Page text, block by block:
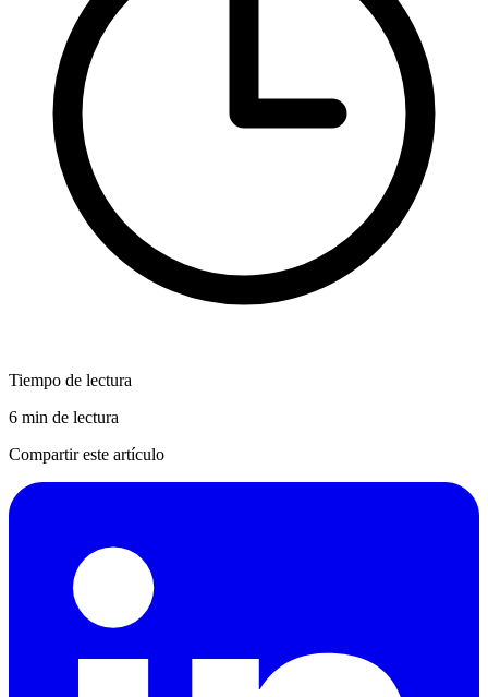
Tiempo de lectura
6 min de lectura
Compartir este artículo